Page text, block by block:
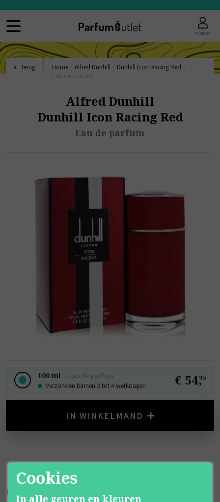
Inloggen
Terug Home Alfred Dunhill Dunhill Icon Racing Red
Alfred Dunhill
Dunhill Icon Racing Red
Eau de parfum
100 ml - Eau de parfum
Verzonden binnen 3 tot 4 werkdagen € 54,
95
IN WINKELMAND
Cookies
In alle geuren en kleuren